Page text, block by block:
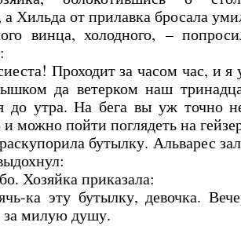
а Хильда от прилавка бросала
винца, холодного, –
Проходит за часом час, и я
да ветерком наш
до утра. На бега вы уж точно
и можно пойти поглядеть на
бутылку. Альварес
Хозяйка приказала:
ка эту бутылку, девочка.
за милую душу.